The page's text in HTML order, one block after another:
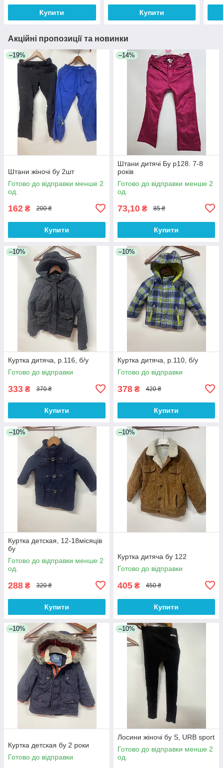
Купити Купити
Акційні пропозиції та новинки
–19%
Штани жіночі бу 2шт
Готово до відправки менше 2
од.
162 ₴ 200 ₴
Купити
–14%
Штани дитячі Бу р128. 7-8
років
Готово до відправки менше 2
од.
73,10 ₴ 85 ₴
Купити
–10%
Куртка дитяча, р.116, б/у
Готово до відправки
333 ₴ 370 ₴
Купити
–10%
Куртка дитяча, р.110, б/у
Готово до відправки
378 ₴ 420 ₴
Купити
–10%
Куртка детская, 12-18місяців
бу
Готово до відправки менше 2
од.
288 ₴ 320 ₴
Купити
–10%
Куртка дитяча бу 122
Готово до відправки
405 ₴ 450 ₴
Купити
–10%
Куртка детская бу 2 роки
Готово до відправки
–10%
Лосини жіночі бу S, URB sport
Готово до відправки менше 2
од.